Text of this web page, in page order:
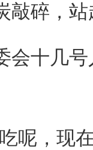
敲碎，
十几号
，现在